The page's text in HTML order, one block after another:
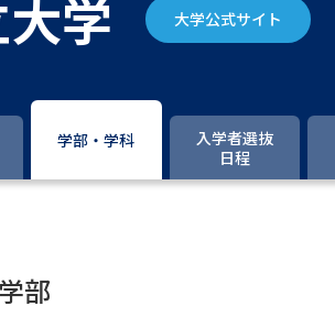
学 大学公式サイト
学部・学科
入学者選抜
日程
部